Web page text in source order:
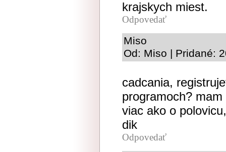
krajskych miest.
Odpovedať
Miso
Od: Miso | Pridané:
cadcania,
programoch?
viac ako o
dik
Odpovedať